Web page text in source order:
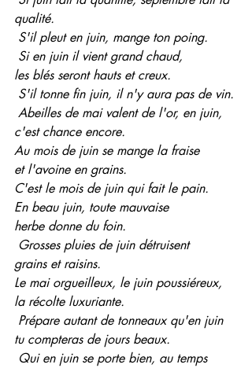
qualité.
S'il pleut en juin, mange ton poing.
Si en juin il vient grand chaud,
les blés seront hauts et creux.
S'il tonne fin juin, il n'y aura pas de vin.
Abeilles de mai valent de l'or, en juin,
c'est chance encore.
Au mois de juin se mange la fraise
et l'avoine en grains.
C'est le mois de juin qui fait le pain.
En beau juin, toute mauvaise
herbe donne du foin.
Grosses pluies de juin détruisent
grains et raisins.
Le mai orgueilleux, le juin poussiéreux,
la récolte luxuriante.
Prépare autant de tonneaux qu'en juin
tu compteras de jours beaux.
Qui en juin se porte bien, au temps